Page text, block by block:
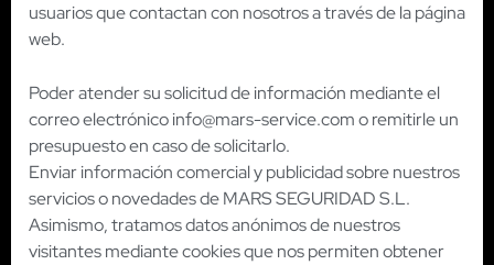
usuarios que contactan con nosotros a través de la página
web.
Poder atender su solicitud de información mediante el
correo electrónico info@mars-service.com o remitirle un
presupuesto en caso de solicitarlo.
Enviar información comercial y publicidad sobre nuestros
servicios o novedades de MARS SEGURIDAD S.L.
Asimismo, tratamos datos anónimos de nuestros
visitantes mediante cookies que nos permiten obtener